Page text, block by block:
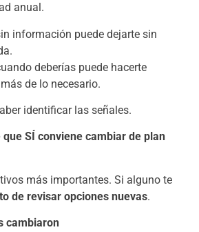
anual.
información puede dejarte sin
deberías puede hacerte
de lo necesario.
identificar las señales.
SÍ conviene cambiar de plan
más importantes. Si alguno te
de revisar opciones nuevas.
cambiaron